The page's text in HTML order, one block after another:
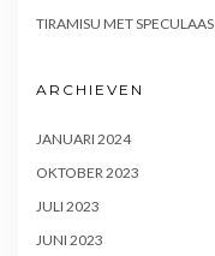
TIRAMISU MET SPECULAAS
ARCHIEVEN
JANUARI 2024
OKTOBER 2023
JULI 2023
JUNI 2023